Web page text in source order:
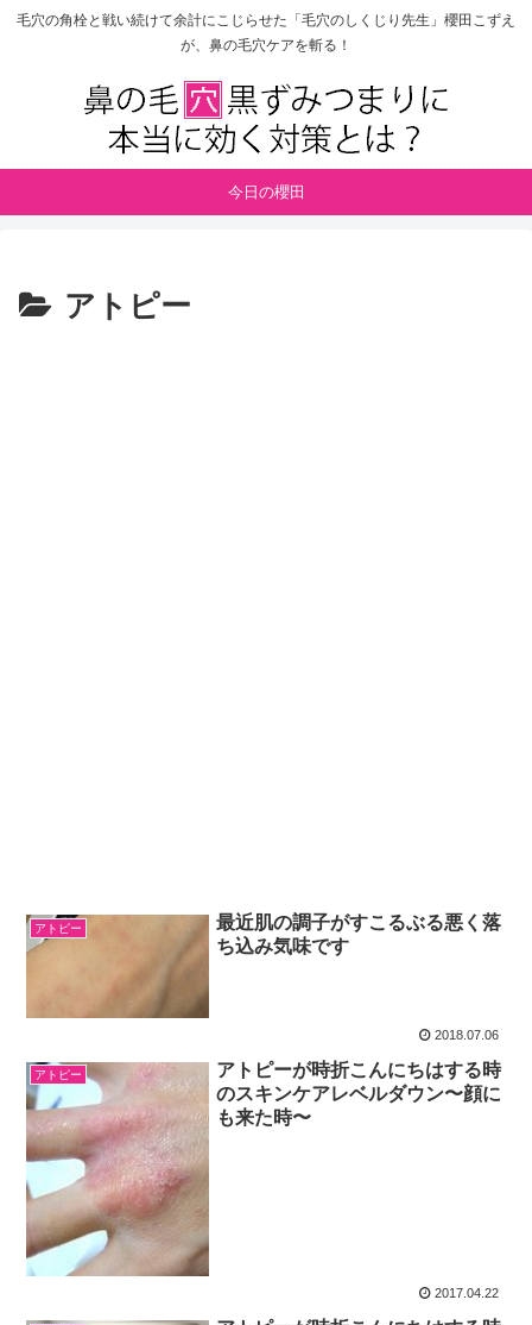
毛穴の角栓と戦い続けて余計にこじらせた「毛穴のしくじり先生」櫻田こずえ
が、鼻の毛穴ケアを斬る！
今日の櫻田
アトピー
アトピー
最近肌の調子がすこるぶる悪く落
ち込み気味です
2018.07.06
アトピー
アトピーが時折こんにちはする時
のスキンケアレベルダウン〜顔に
も来た時〜
2017.04.22